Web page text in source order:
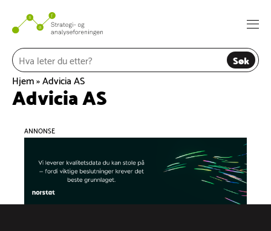
innhold
Søk
Hjem»Advicia AS
Advicia AS
ANNONSE